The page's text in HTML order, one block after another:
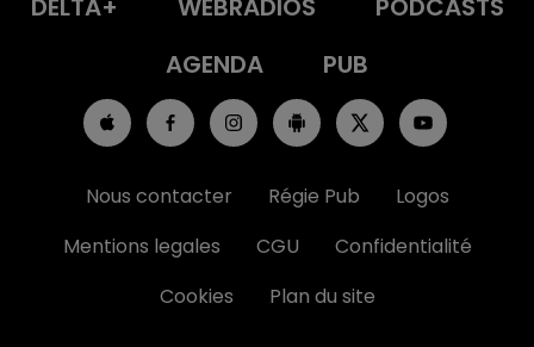
AGENDA
PUB
Nous contacter Régie Pub
Logos
Mentions legales
CGU
Confidentialité
Cookies
Plan du site